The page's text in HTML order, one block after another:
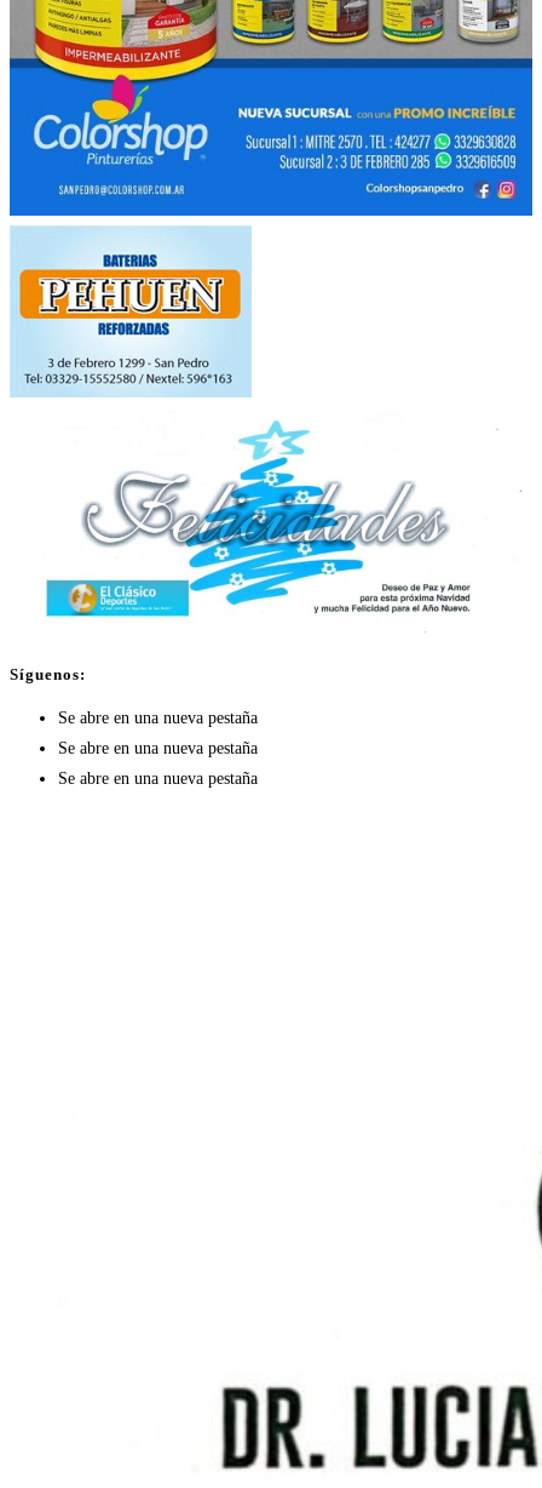
Síguenos:
Se abre en una nueva pestaña
Se abre en una nueva pestaña
Se abre en una nueva pestaña